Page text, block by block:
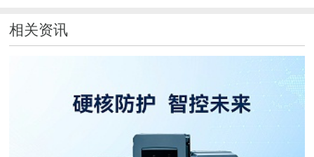
相关资讯